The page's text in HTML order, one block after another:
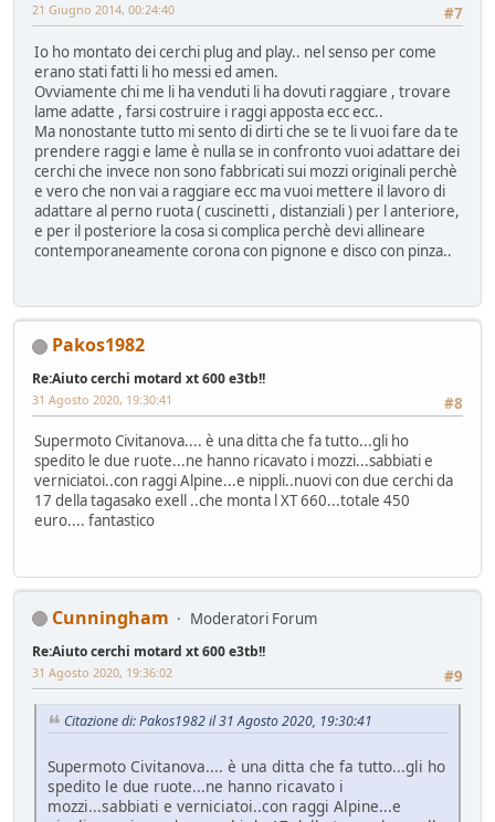
#7
21 Giugno 2014, 00:24:40
Io ho montato dei cerchi plug and play.. nel senso per come
erano stati fatti li ho messi ed amen.
Ovviamente chi me li ha venduti li ha dovuti raggiare , trovare
lame adatte , farsi costruire i raggi apposta ecc ecc..
Ma nonostante tutto mi sento di dirti che se te li vuoi fare da te
prendere raggi e lame è nulla se in confronto vuoi adattare dei
cerchi che invece non sono fabbricati sui mozzi originali perchè
e vero che non vai a raggiare ecc ma vuoi mettere il lavoro di
adattare al perno ruota ( cuscinetti , distanziali ) per l anteriore,
e per il posteriore la cosa si complica perchè devi allineare
contemporaneamente corona con pignone e disco con pinza..
Pakos1982
Re:Aiuto cerchi motard xt 600 e3tb!!
#8
31 Agosto 2020, 19:30:41
Supermoto Civitanova.... è una ditta che fa tutto...gli ho
spedito le due ruote...ne hanno ricavato i mozzi...sabbiati e
verniciatoi..con raggi Alpine...e nippli..nuovi con due cerchi da
17 della tagasako exell ..che monta l XT 660...totale 450
euro.... fantastico
Cunningham Moderatori Forum
Re:Aiuto cerchi motard xt 600 e3tb!!
#9
31 Agosto 2020, 19:36:02
Citazione di: Pakos1982 il 31 Agosto 2020, 19:30:41
Supermoto Civitanova.... è una ditta che fa tutto...gli ho
spedito le due ruote...ne hanno ricavato i
mozzi...sabbiati e verniciatoi..con raggi Alpine...e